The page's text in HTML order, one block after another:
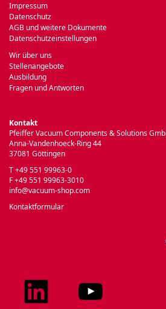
Impressum
Datenschutz
AGB und weitere Dokumente
Datenschutzeinstellungen
Wir über uns
Stellenangebote
Ausbildung
Fragen und Antworten
Kontakt
Pfeiffer Vacuum Components & Solutions
Anna-Vandenhoeck-Ring 44
37081 Göttingen
T +49 551 99963-0
F +49 551 99963-3010
info@vacuum-shop.com
Kontaktformular